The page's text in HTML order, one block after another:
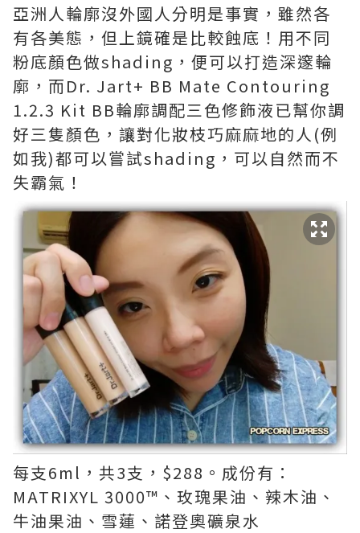
亞洲人輪廓沒外國人分明是事實，雖然各
有各美態，但上鏡確是比較蝕底！用不同
粉底顏色做shading，便可以打造深邃輪
廓，而Dr. Jart+ BB Mate Contouring
1.2.3 Kit BB輪廓調配三色修飾液已幫你調
好三隻顏色，讓對化妝枝巧麻麻地的人(例
如我)都可以嘗試shading，可以自然而不
失霸氣！
每支6ml，共3支，$288。成份有：
MATRIXYL 3000™、玫瑰果油、辣木油、
牛油果油、雪蓮、諾登奧礦泉水